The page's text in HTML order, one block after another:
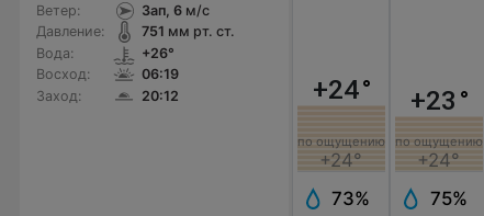
Ветер:
Давление:
Вода:
Восход:
Заход:
Зап, 6м/с
751 мм рт. ст.
+26°
06:19
20:12
+24°
по ощущению
+24°
73%
+23 °
по ощущению
+24°
75%